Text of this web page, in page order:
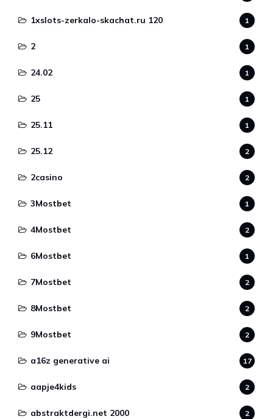
1xslots-zerkalo-skachat.ru 120 1
2 1
24.02 1
25 1
25.11 1
25.12 2
2casino 2
3Mostbet 1
4Mostbet 2
6Mostbet 1
7Mostbet 2
8Mostbet 2
9Mostbet 2
a16z generative ai 17
aapje4kids 2
abstraktdergi.net 2000 2